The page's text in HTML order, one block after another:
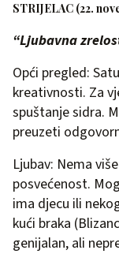
STRIJELAC (22.
“Ljubavna
Opći pregled:
kreativnosti. Za
spuštanje sidra.
preuzeti
Ljubav: Nema
posvećenost.
ima djecu ili
kući braka
genijalan, ali